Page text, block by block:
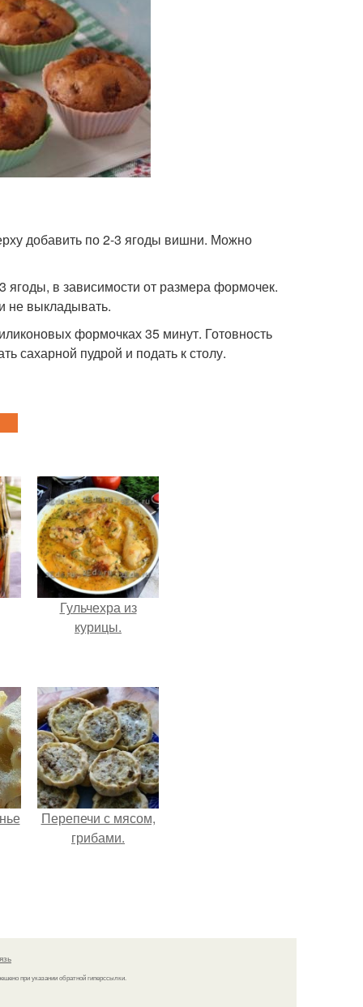
добавить по 2-3 ягоды вишни. Можно
ягоды, в зависимости от размера формочек.
не выкладывать.
формочках 35 минут. Готовность
сахарной пудрой и подать к столу.
Гульчехра из
курицы.
Перепечи с мясом,
грибами.
при указании обратной гиперссылки.